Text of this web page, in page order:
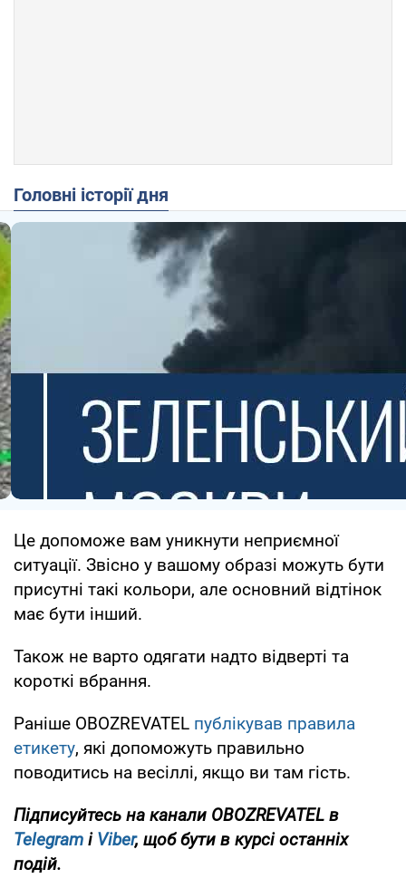
Головні історії дня
Це допоможе вам уникнути неприємної
ситуації. Звісно у вашому образі можуть бути
присутні такі кольори, але основний відтінок
має бути інший.
Також не варто одягати надто відверті та
короткі вбрання.
Раніше OBOZREVATEL публікував правила
етикету, які допоможуть правильно
поводитись на весіллі, якщо ви там гість.
Підписуйтесь на канали OBOZREVATEL в
Telegram і Viber, щоб бути в курсі останніх
подій.